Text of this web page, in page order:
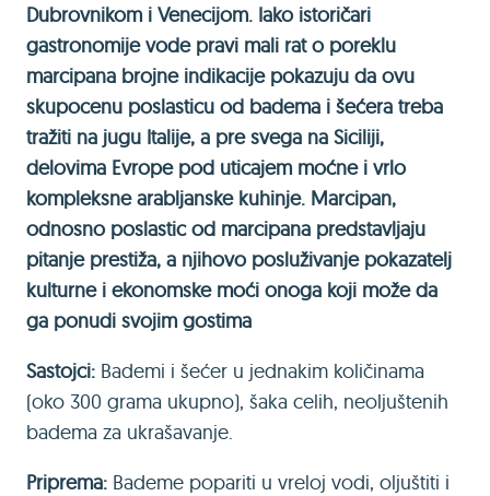
Dubrovnikom i Venecijom. Iako istoričari
gastronomije vode pravi mali rat o poreklu
marcipana brojne indikacije pokazuju da ovu
skupocenu poslasticu od badema i šećera treba
tražiti na jugu Italije, a pre svega na Siciliji,
delovima Evrope pod uticajem moćne i vrlo
kompleksne arabljanske kuhinje. Marcipan,
odnosno poslastic od marcipana predstavljaju
pitanje prestiža, a njihovo posluživanje pokazatelj
kulturne i ekonomske moći onoga koji može da
ga ponudi svojim gostima
Sastojci: Bademi i šećer u jednakim količinama
(oko 300 grama ukupno), šaka celih, neoljuštenih
badema za ukrašavanje.
Priprema: Bademe popariti u vreloj vodi, oljuštiti i